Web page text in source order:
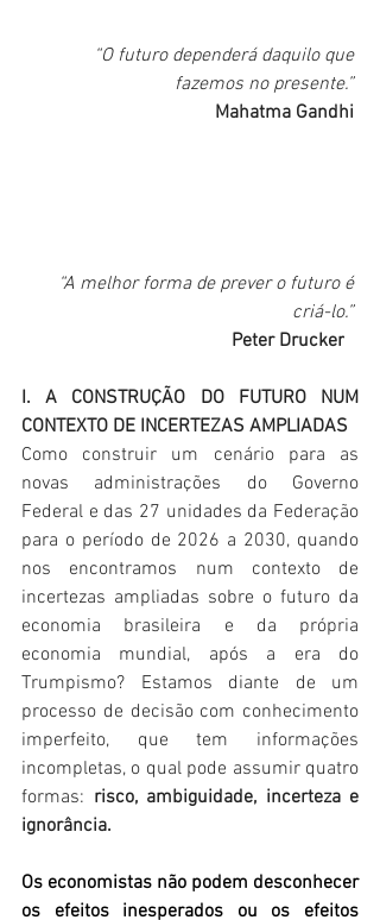
“O futuro dependerá daquilo que
fazemos no presente.”
Mahatma Gandhi
“A melhor forma de prever o futuro é
criá-lo.”
Peter Drucker
I. A CONSTRUÇÃO DO FUTURO NUM
CONTEXTO DE INCERTEZAS AMPLIADAS
Como construir um cenário para as
novas administrações do Governo
Federal e das 27 unidades da Federação
para o período de 2026 a 2030, quando
nos encontramos num contexto de
incertezas ampliadas sobre o futuro da
economia brasileira e da própria
economia mundial, após a era do
Trumpismo? Estamos diante de um
processo de decisão com conhecimento
imperfeito, que tem informações
incompletas, o qual pode assumir quatro
formas: risco, ambiguidade, incerteza e
ignorância.
Os economistas não podem desconhecer
os efeitos inesperados ou os efeitos